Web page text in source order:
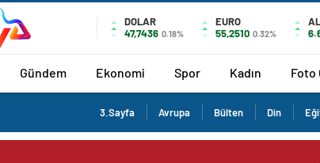
DOLAR
47,7436 0.18%
EURO
55,2510 0.32%
Gündem Ekonomi Spor Kadın Foto
3.Sayfa Avrupa Bülten Din